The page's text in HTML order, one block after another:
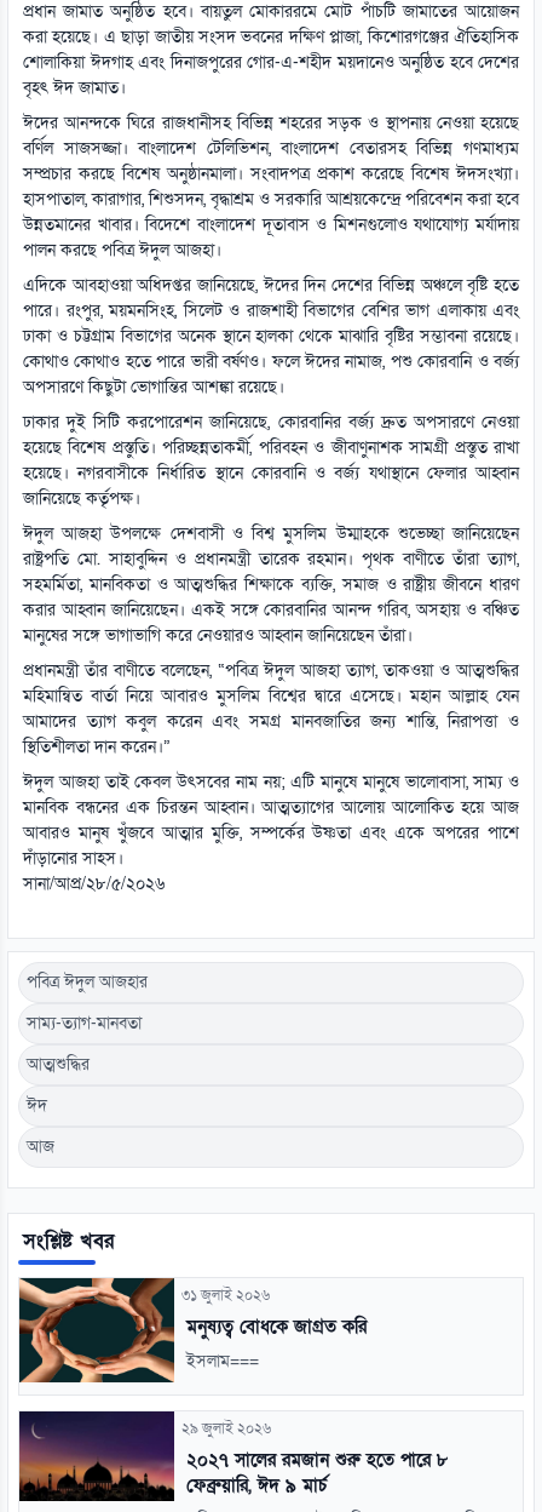
প্রধান জামাত অনুষ্ঠিত হবে। বায়তুল মোকাররমে মোট পাঁচটি জামাতের আয়োজন
করা হয়েছে। এ ছাড়া জাতীয় সংসদ ভবনের দক্ষিণ প্লাজা, কিশোরগঞ্জের ঐতিহাসিক
শোলাকিয়া ঈদগাহ এবং দিনাজপুরের গোর-এ-শহীদ ময়দানেও অনুষ্ঠিত হবে দেশের
বৃহৎ ঈদ জামাত।
ঈদের আনন্দকে ঘিরে রাজধানীসহ বিভিন্ন শহরের সড়ক ও স্থাপনায় নেওয়া হয়েছে
বর্ণিল সাজসজ্জা। বাংলাদেশ টেলিভিশন, বাংলাদেশ বেতারসহ বিভিন্ন গণমাধ্যম
সম্প্রচার করছে বিশেষ অনুষ্ঠানমালা। সংবাদপত্র প্রকাশ করেছে বিশেষ ঈদসংখ্যা।
হাসপাতাল, কারাগার, শিশুসদন, বৃদ্ধাশ্রম ও সরকারি আশ্রয়কেন্দ্রে পরিবেশন করা হবে
উন্নতমানের খাবার। বিদেশে বাংলাদেশ দূতাবাস ও মিশনগুলোও যথাযোগ্য মর্যাদায়
পালন করছে পবিত্র ঈদুল আজহা।
এদিকে আবহাওয়া অধিদপ্তর জানিয়েছে, ঈদের দিন দেশের বিভিন্ন অঞ্চলে বৃষ্টি হতে
পারে। রংপুর, ময়মনসিংহ, সিলেট ও রাজশাহী বিভাগের বেশির ভাগ এলাকায় এবং
ঢাকা ও চট্টগ্রাম বিভাগের অনেক স্থানে হালকা থেকে মাঝারি বৃষ্টির সম্ভাবনা রয়েছে।
কোথাও কোথাও হতে পারে ভারী বর্ষণও। ফলে ঈদের নামাজ, পশু কোরবানি ও বর্জ্য
অপসারণে কিছুটা ভোগান্তির আশঙ্কা রয়েছে।
ঢাকার দুই সিটি করপোরেশন জানিয়েছে, কোরবানির বর্জ্য দ্রুত অপসারণে নেওয়া
হয়েছে বিশেষ প্রস্তুতি। পরিচ্ছন্নতাকর্মী, পরিবহন ও জীবাণুনাশক সামগ্রী প্রস্তুত রাখা
হয়েছে। নগরবাসীকে নির্ধারিত স্থানে কোরবানি ও বর্জ্য যথাস্থানে ফেলার আহ্বান
জানিয়েছে কর্তৃপক্ষ।
ঈদুল আজহা উপলক্ষে দেশবাসী ও বিশ্ব মুসলিম উম্মাহকে শুভেচ্ছা জানিয়েছেন
রাষ্ট্রপতি মো. সাহাবুদ্দিন ও প্রধানমন্ত্রী তারেক রহমান। পৃথক বাণীতে তাঁরা ত্যাগ,
সহমর্মিতা, মানবিকতা ও আত্মশুদ্ধির শিক্ষাকে ব্যক্তি, সমাজ ও রাষ্ট্রীয় জীবনে ধারণ
করার আহ্বান জানিয়েছেন। একই সঙ্গে কোরবানির আনন্দ গরিব, অসহায় ও বঞ্চিত
মানুষের সঙ্গে ভাগাভাগি করে নেওয়ারও আহ্বান জানিয়েছেন তাঁরা।
প্রধানমন্ত্রী তাঁর বাণীতে বলেছেন, “পবিত্র ঈদুল আজহা ত্যাগ, তাকওয়া ও আত্মশুদ্ধির
মহিমান্বিত বার্তা নিয়ে আবারও মুসলিম বিশ্বের দ্বারে এসেছে। মহান আল্লাহ যেন
আমাদের ত্যাগ কবুল করেন এবং সমগ্র মানবজাতির জন্য শান্তি, নিরাপত্তা ও
স্থিতিশীলতা দান করেন।”
ঈদুল আজহা তাই কেবল উৎসবের নাম নয়; এটি মানুষে মানুষে ভালোবাসা, সাম্য ও
মানবিক বন্ধনের এক চিরন্তন আহ্বান। আত্মত্যাগের আলোয় আলোকিত হয়ে আজ
আবারও মানুষ খুঁজবে আত্মার মুক্তি, সম্পর্কের উষ্ণতা এবং একে অপরের পাশে
দাঁড়ানোর সাহস।
সানা/আপ্র/২৮/৫/২০২৬
পবিত্র ঈদুল আজহার
সাম্য-ত্যাগ-মানবতা
আত্মশুদ্ধির
ঈদ
আজ
সংশ্লিষ্ট খবর
৩১ জুলাই ২০২৬
মনুষ্যত্ব বোধকে জাগ্রত করি
ইসলাম===
২৯ জুলাই ২০২৬
২০২৭ সালের রমজান শুরু হতে পারে ৮
ফেব্রুয়ারি, ঈদ ৯ মার্চ